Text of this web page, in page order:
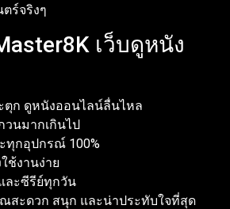
ร์จริงๆ
เว็บดูหนัง
ตุก ดูหนังออนไลน์ลื่นไหล
นมากเกินไป
ทุกอุปกรณ์ 100%
ช้งานง่าย
ละซีรีย์ทุกวัน
สะดวก สนุก และน่าประทับใจที่สุด